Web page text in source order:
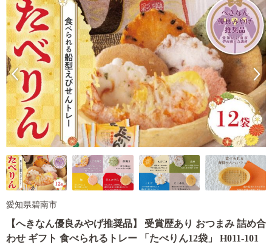
愛知県碧南市
【へきなん優良みやげ推奨品】 受賞歴あり おつまみ 詰め合
わせ ギフト 食べられるトレー 「たべりん12袋」 H011-101